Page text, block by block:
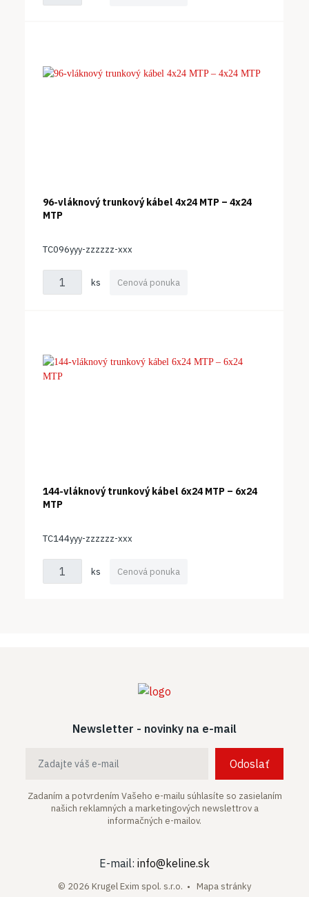
96-vláknový trunkový kábel 4x24 MTP – 4x24
MTP
TC096yyy-zzzzzz-xxx
ks Cenová ponuka
144-vláknový trunkový kábel 6x24 MTP – 6x24
MTP
TC144yyy-zzzzzz-xxx
ks Cenová ponuka
Newsletter - novinky na e-mail
Odoslať
Zadaním a potvrdením Vašeho e-mailu súhlasíte so zasielaním
našich reklamných a marketingových newslettrov a
informačných e-mailov.
E-mail: info@keline.sk
© 2026 Krugel Exim spol. s.r.o. • Mapa stránky